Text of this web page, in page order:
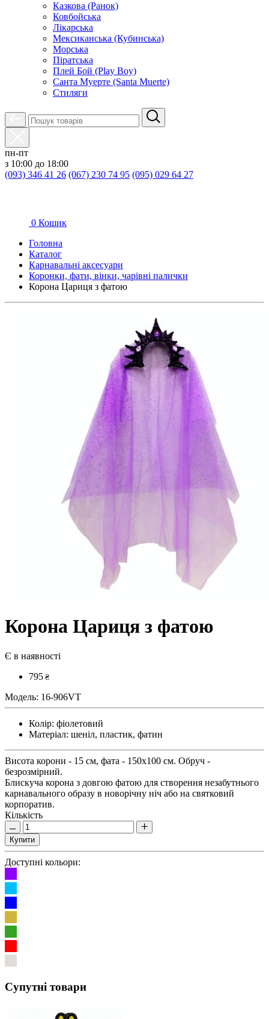
Казкова (Ранок)
Ковбойська
Лікарська
Мексиканська (Кубинська)
Морська
Піратська
Плей Бой (Play Boy)
Санта Муерте (Santa Muerte)
Стиляги
пн-пт
з 10:00 до 18:00
(093) 346 41 26 (067) 230 74 95 (095) 029 64 27
0 Кошик
Головна
Каталог
Карнавальні аксесуари
Коронки, фати, вінки, чарівні палички
Корона Цариця з фатою
Корона Цариця з фатою
Є в наявності
795 ₴
Модель: 16-906VT
Колір: фіолетовий
Матеріал: шеніл, пластик, фатин
Висота корони - 15 см, фата - 150х100 см. Обруч -
безрозмірний.
Блискуча корона з довгою фатою для створення незабутнього
карнавального образу в новорічну ніч або на святковий
корпоратив.
Кількість
Купити
Доступні кольори:
Супутні товари